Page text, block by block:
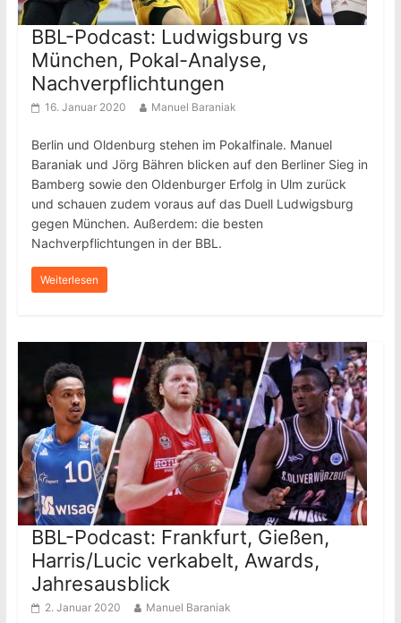
BBL-Podcast: Ludwigsburg vs
München, Pokal-Analyse,
Nachverpflichtungen
16. Januar 2020 Manuel Baraniak
Berlin und Oldenburg stehen im Pokalfinale. Manuel
Baraniak und Jörg Bähren blicken auf den Berliner Sieg in
Bamberg sowie den Oldenburger Erfolg in Ulm zurück
und schauen zudem voraus auf das Duell Ludwigsburg
gegen München. Außerdem: die besten
Nachverpflichtungen in der BBL.
Weiterlesen
BBL-Podcast: Frankfurt, Gießen,
Harris/Lucic verkabelt, Awards,
Jahresausblick
2. Januar 2020 Manuel Baraniak